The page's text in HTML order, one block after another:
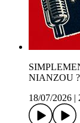
NIANZOU ?
18/07/2026